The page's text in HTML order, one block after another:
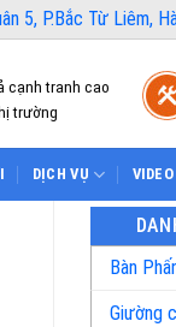
5, P.Bắc Từ Liêm,
cạnh tranh cao
trường
DỊCH VỤ VIDEO
Bàn
Giường